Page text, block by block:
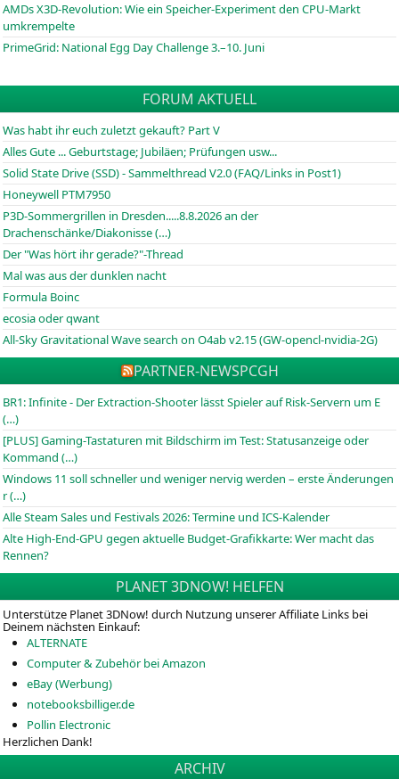
AMDs X3D-Revolution: Wie ein Speicher-Experiment den CPU-Markt
umkrempelte
PrimeGrid: National Egg Day Challenge 3.–10. Juni
FORUM AKTUELL
Was habt ihr euch zuletzt gekauft? Part V
Alles Gute ... Geburtstage; Jubiläen; Prüfungen usw...
Solid State Drive (SSD) - Sammelthread V2.0 (FAQ/Links in Post1)
Honeywell PTM7950
P3D-Sommergrillen in Dresden.....8.8.2026 an der
Drachenschänke/Diakonisse (…)
Der "Was hört ihr gerade?"-Thread
Mal was aus der dunklen nacht
Formula Boinc
ecosia oder qwant
All-Sky Gravitational Wave search on O4ab v2.15 (GW-opencl-nvidia-2G)
PARTNER-NEWSPCGH
BR1: Infinite - Der Extraction-Shooter lässt Spieler auf Risk-Servern um E
(…)
[PLUS] Gaming-Tastaturen mit Bildschirm im Test: Statusanzeige oder
Kommand (…)
Windows 11 soll schneller und weniger nervig werden – erste Änderungen
r (…)
Alle Steam Sales und Festivals 2026: Termine und ICS-Kalender
Alte High-End-GPU gegen aktuelle Budget-Grafikkarte: Wer macht das
Rennen?
PLANET 3DNOW! HELFEN
Unterstütze Planet 3DNow! durch Nutzung unserer Affiliate Links bei
Deinem nächsten Einkauf:
ALTERNATE
Computer & Zubehör bei Amazon
eBay (Werbung)
notebooksbilliger.de
Pollin Electronic
Herzlichen Dank!
ARCHIV